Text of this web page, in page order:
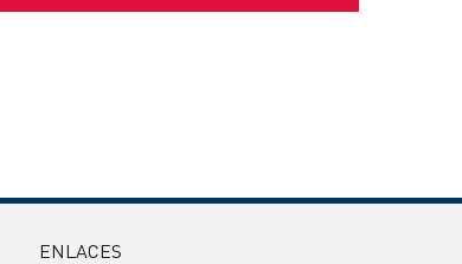
ENLACES